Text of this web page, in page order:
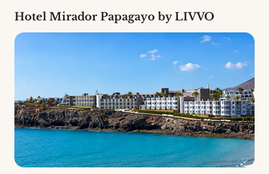
Hotel Mirador Papagayo by LIVVO